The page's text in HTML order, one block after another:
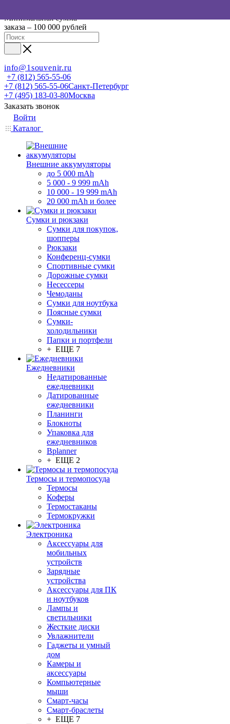
Минимальная сумма
заказа – 100 000 рублей
info@1souvenir.ru
+7 (812) 565-55-06
+7 (812) 565-55-06Санкт-Петербург
+7 (495) 183-03-80Москва
Заказать звонок
Войти
Каталог
Внешние аккумуляторы
до 5 000 mAh
5 000 - 9 999 mAh
10 000 - 19 999 mAh
20 000 mAh и более
Сумки и рюкзаки
Сумки для покупок,
шопперы
Рюкзаки
Конференц-сумки
Спортивные сумки
Дорожные сумки
Несессеры
Чемоданы
Сумки для ноутбука
Поясные сумки
Сумки-
холодильники
Папки и портфели
+ ЕЩЕ 7
Ежедневники
Недатированные
ежедневники
Датированные
ежедневники
Планинги
Блокноты
Упаковка для
ежедневников
Bplanner
+ ЕЩЕ 2
Термосы и термопосуда
Термосы
Коферы
Термостаканы
Термокружки
Электроника
Аксессуары для
мобильных
устройств
Зарядные
устройства
Аксессуары для ПК
и ноутбуков
Лампы и
светильники
Жесткие диски
Увлажнители
Гаджеты и умный
дом
Камеры и
аксессуары
Компьютерные
мыши
Смарт-часы
Смарт-браслеты
+ ЕЩЕ 7